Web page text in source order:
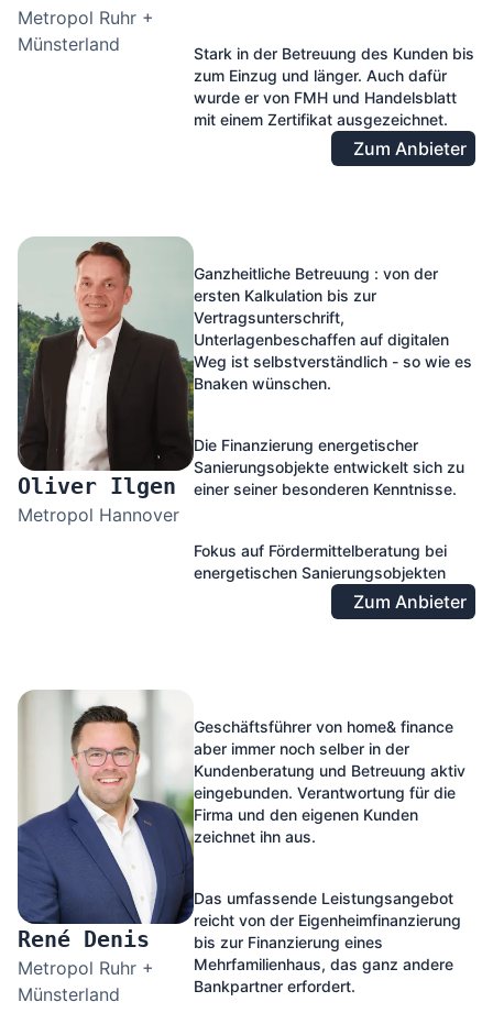
Metropol Ruhr +
Münsterland
Stark in der Betreuung des Kunden bis
zum Einzug und länger. Auch dafür
wurde er von FMH und Handelsblatt
mit einem Zertifikat ausgezeichnet.
Zum Anbieter
Oliver Ilgen
Metropol Hannover
Ganzheitliche Betreuung : von der
ersten Kalkulation bis zur
Vertragsunterschrift,
Unterlagenbeschaffen auf digitalen
Weg ist selbstverständlich - so wie es
Bnaken wünschen.
Die Finanzierung energetischer
Sanierungsobjekte entwickelt sich zu
einer seiner besonderen Kenntnisse.
Fokus auf Fördermittelberatung bei
energetischen Sanierungsobjekten
Zum Anbieter
René Denis
Metropol Ruhr +
Münsterland
Geschäftsführer von home& finance
aber immer noch selber in der
Kundenberatung und Betreuung aktiv
eingebunden. Verantwortung für die
Firma und den eigenen Kunden
zeichnet ihn aus.
Das umfassende Leistungsangebot
reicht von der Eigenheimfinanzierung
bis zur Finanzierung eines
Mehrfamilienhaus, das ganz andere
Bankpartner erfordert.